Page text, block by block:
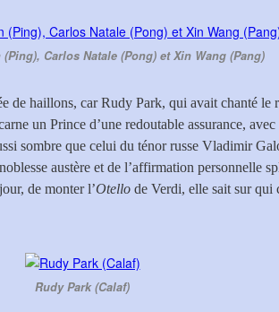
Carlos Natale (Pong) et Xin Wang (Pang)
de haillons, car Rudy Park, qui avait chanté le
un Prince d’une redoutable assurance, avec
sombre que celui du ténor russe Vladimir
austère et de l’affirmation personnelle
de monter l’Otello de Verdi, elle sait sur qui
Rudy Park (Calaf)